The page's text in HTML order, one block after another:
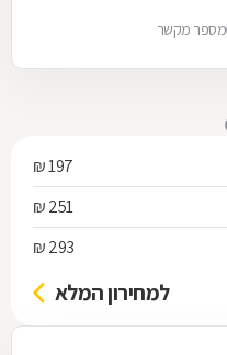
מספר מקשר
197 ₪
251 ₪
293 ₪
למחירון המלא